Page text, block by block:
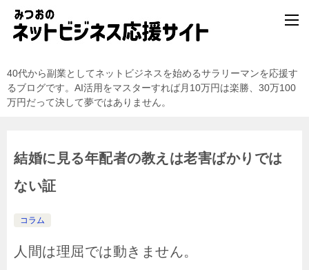
40代から副業としてネットビジネスを始めるサラリーマンを応援す
るブログです。AI活用をマスターすれば月10万円は楽勝、30万100
万円だって決して夢ではありません。
結婚に見る年配者の教えは老害ばかりでは
ない証
コラム
人間は理屈では動きません。